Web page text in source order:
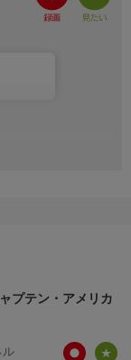
裂。世界を揺るが
プテン・アメリカ
ル